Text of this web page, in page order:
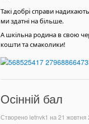
Такі добрі справи
ми здатні на більше.
А шкільна родина в свою
кошти та смаколики!
Осінній бал
Створено letnvk1 на21 жовтня